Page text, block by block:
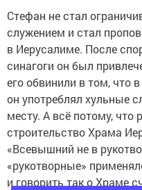
Стефан не стал
служением и стал
в Иерусалиме. После
синагоги он был
его обвинили в том, что
он употреблял хульные
месту. А всё потому, что
строительство Храма
«Всевышний не в
«рукотворные»
и говорить так о Храме